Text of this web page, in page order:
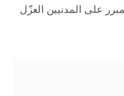
على المدنيين العزّل